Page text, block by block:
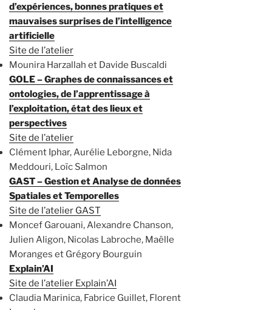
d’expériences, bonnes pratiques et
mauvaises surprises de l’intelligence
artificielle
Site de l’atelier
Mounira Harzallah et Davide Buscaldi
GOLE – Graphes de connaissances et
ontologies, de l’apprentissage à
l’exploitation, état des lieux et
perspectives
Site de l’atelier
Clément Iphar, Aurélie Leborgne, Nida
Meddouri, Loïc Salmon
GAST – Gestion et Analyse de données
Spatiales et Temporelles
Site de l’atelier GAST
Moncef Garouani, Alexandre Chanson,
Julien Aligon, Nicolas Labroche, Maëlle
Moranges et Grégory Bourguin
Explain’AI
Site de l’atelier Explain’AI
Claudia Marinica, Fabrice Guillet, Florent